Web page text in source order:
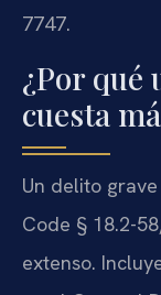
7747.
¿Por qué
cuesta
Un delito
Code § 18.2-
extenso.